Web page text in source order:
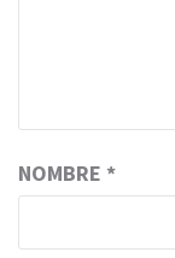
NOMBRE *